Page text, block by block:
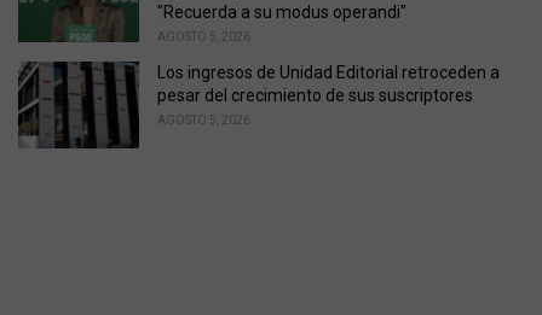
"Recuerda a su modus operandi"
AGOSTO 5, 2026
Los ingresos de Unidad Editorial retroceden a
pesar del crecimiento de sus suscriptores
AGOSTO 5, 2026